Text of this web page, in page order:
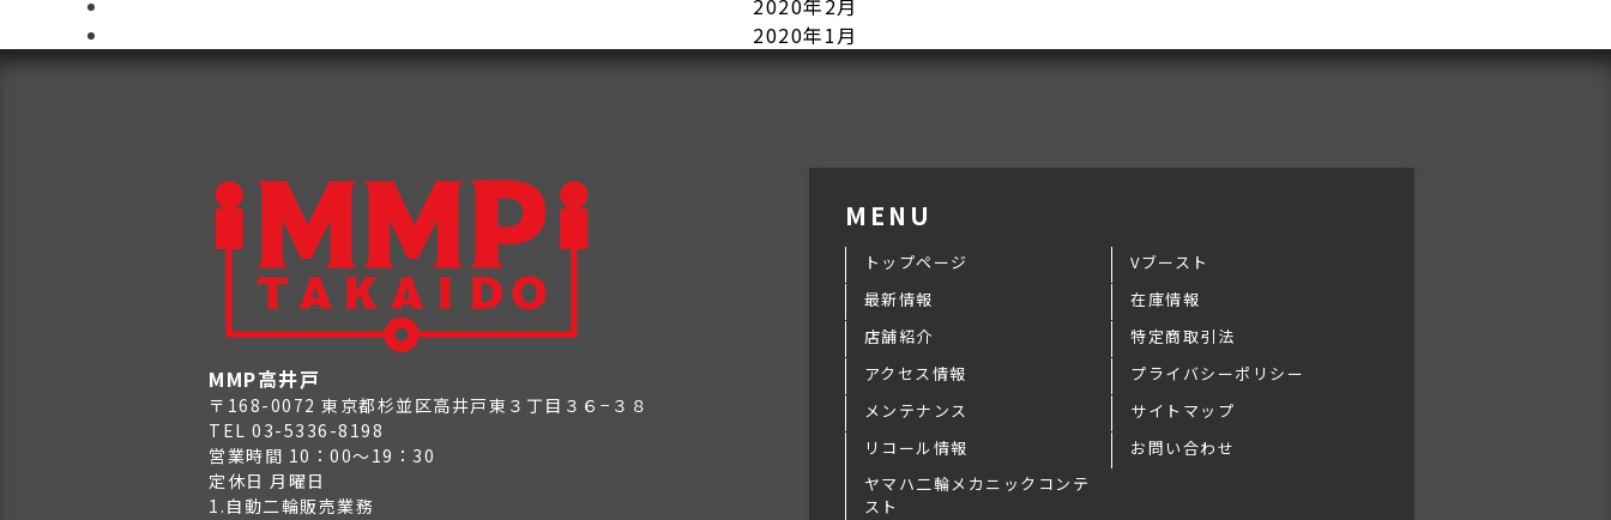
2020年2月
2020年1月
MMP高井戸
〒168-0072 東京都杉並区高井戸東３丁目３６−３８
TEL 03-5336-8198
営業時間 10：00～19：30
定休日 月曜日
1.自動二輪販売業務
MENU
トップページ
最新情報
店舗紹介
アクセス情報
メンテナンス
リコール情報
ヤマハ二輪メカニックコンテ
スト
Vブースト
在庫情報
特定商取引法
プライバシーポリシー
サイトマップ
お問い合わせ